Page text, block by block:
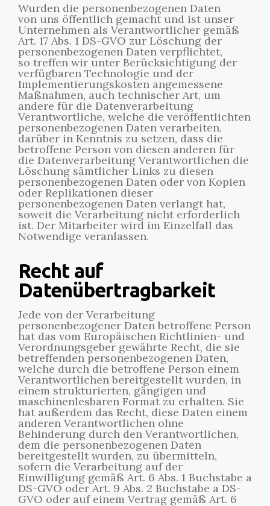
Wurden die personenbezogenen Daten
von uns öffentlich gemacht und ist unser
Unternehmen als Verantwortlicher gemäß
Art. 17 Abs. 1 DS-GVO zur Löschung der
personenbezogenen Daten verpflichtet,
so treffen wir unter Berücksichtigung der
verfügbaren Technologie und der
Implementierungskosten angemessene
Maßnahmen, auch technischer Art, um
andere für die Datenverarbeitung
Verantwortliche, welche die veröffentlichten
personenbezogenen Daten verarbeiten,
darüber in Kenntnis zu setzen, dass die
betroffene Person von diesen anderen für
die Datenverarbeitung Verantwortlichen die
Löschung sämtlicher Links zu diesen
personenbezogenen Daten oder von Kopien
oder Replikationen dieser
personenbezogenen Daten verlangt hat,
soweit die Verarbeitung nicht erforderlich
ist. Der Mitarbeiter wird im Einzelfall das
Notwendige veranlassen.
Recht auf
Datenübertragbarkeit
Jede von der Verarbeitung
personenbezogener Daten betroffene Person
hat das vom Europäischen Richtlinien- und
Verordnungsgeber gewährte Recht, die sie
betreffenden personenbezogenen Daten,
welche durch die betroffene Person einem
Verantwortlichen bereitgestellt wurden, in
einem strukturierten, gängigen und
maschinenlesbaren Format zu erhalten. Sie
hat außerdem das Recht, diese Daten einem
anderen Verantwortlichen ohne
Behinderung durch den Verantwortlichen,
dem die personenbezogenen Daten
bereitgestellt wurden, zu übermitteln,
sofern die Verarbeitung auf der
Einwilligung gemäß Art. 6 Abs. 1 Buchstabe a
DS-GVO oder Art. 9 Abs. 2 Buchstabe a DS-
GVO oder auf einem Vertrag gemäß Art. 6